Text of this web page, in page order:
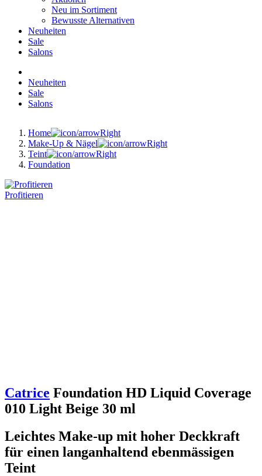
Neu im Sortiment
Bewusste Alternativen
Neuheiten
Sale
Salons
Neuheiten
Sale
Salons
Home
Make-Up & Nägel
Teint
Foundation
Profitieren
Catrice Foundation HD Liquid Coverage
010 Light Beige 30 ml
Leichtes Make-up mit hoher Deckkraft
für einen langanhaltend ebenmässigen
Teint